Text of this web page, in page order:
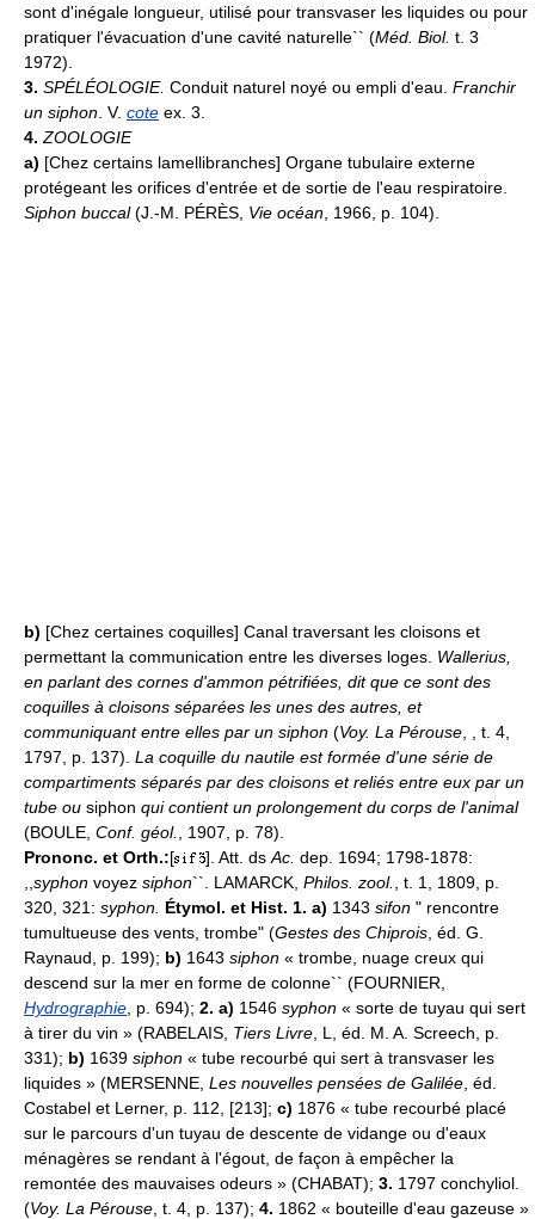
sont d'inégale longueur, utilisé pour transvaser les liquides ou pour
pratiquer l'évacuation d'une cavité naturelle`` (Méd. Biol. t. 3
1972).
3. SPÉLÉOLOGIE. Conduit naturel noyé ou empli d'eau. Franchir
un siphon . V. cote ex. 3.
4. ZOOLOGIE
a) [Chez certains lamellibranches] Organe tubulaire externe
protégeant les orifices d'entrée et de sortie de l'eau respiratoire.
Siphon buccal(J.-M. PÉRÈS, Vie océan , 1966, p. 104).
b) [Chez certaines coquilles] Canal traversant les cloisons et
permettant la communication entre les diverses loges. Wallerius,
en parlant des cornes d'ammon pétrifiées, dit que ce sont des
coquilles à cloisons séparées les unes des autres, et
communiquant entre elles par un siphon (Voy. La Pérouse , , t. 4,
1797, p. 137). La coquille du nautile est formée d'une série de
compartiments séparés par des cloisons et reliés entre eux par un
tube ou siphon qui contient un prolongement du corps de l'animal
(BOULE, Conf. géol.
, 1907, p. 78).
Prononc. et Orth.:[ ]. Att. ds Ac. dep. 1694; 1798-1878:
syphon voyez siphon``. LAMARCK, Philos. zool.
, t. 1, 1809, p.
320, 321: syphon. Étymol. et Hist. 1. a) 1343 sifon " rencontre
tumultueuse des vents, trombe" (Gestes des Chiprois , éd. G.
Raynaud, p. 199); b) 1643 siphon « trombe, nuage creux qui
descend sur la mer en forme de colonne`` (FOURNIER,
Hydrographie , p. 694); 2. a) 1546 syphon « sorte de tuyau qui sert
à tirer du vin » (RABELAIS, Tiers Livre , L, éd. M. A. Screech, p.
331); b) 1639 siphon « tube recourbé qui sert à transvaser les
liquides » (MERSENNE, Les nouvelles pensées de Galilée , éd.
Costabel et Lerner, p. 112, [213]; c) 1876 « tube recourbé placé
sur le parcours d'un tuyau de descente de vidange ou d'eaux
ménagères se rendant à l'égout, de façon à empêcher la
remontée des mauvaises odeurs » (CHABAT); 3. 1797 conchyliol.
(Voy. La Pérouse , t. 4, p. 137); 4. 1862 « bouteille d'eau gazeuse »